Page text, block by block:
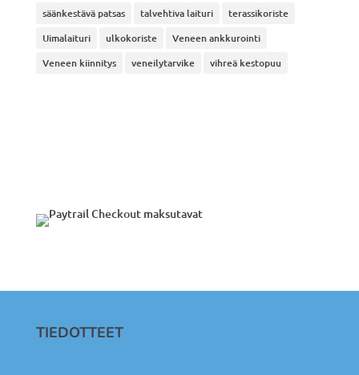
säänkestävä patsas talvehtiva laituri
terassikoriste
Uimalaituri
ulkokoriste
Veneen ankkurointi
Veneen kiinnitys
veneilytarvike vihreä kestopuu
TIEDOTTEET